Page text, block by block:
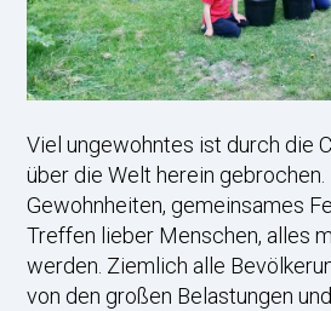
Viel ungewohntes ist durch die
über die Welt herein gebrochen.
Gewohnheiten, gemeinsames
Treffen lieber Menschen, alles
werden. Ziemlich alle
von den großen Belastungen